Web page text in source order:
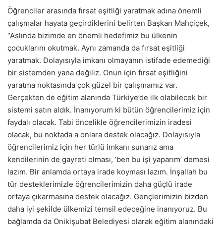
Öğrenciler arasında fırsat eşitliği yaratmak adına önemli
çalışmalar hayata geçirdiklerini belirten Başkan Mahçiçek,
“Aslında bizimde en önemli hedefimiz bu ülkenin
çocuklarını okutmak. Aynı zamanda da fırsat eşitliği
yaratmak. Dolayısıyla imkanı olmayanın istifade edemediği
bir sistemden yana değiliz. Onun için fırsat eşitliğini
yaratma noktasında çok güzel bir çalışmamız var.
Gerçekten de eğitim alanında Türkiye’de ilk olabilecek bir
sistemi satın aldık. İnanıyorum ki bütün öğrencilerimiz için
faydalı olacak. Tabi öncelikle öğrencilerimizin iradesi
olacak, bu noktada a onlara destek olacağız. Dolayısıyla
öğrencilerimiz için her türlü imkanı sunarız ama
kendilerinin de gayreti olması, ‘ben bu işi yaparım’ demesi
lazım. Bir anlamda ortaya irade koyması lazım. İnşallah bu
tür desteklerimizle öğrencilerimizin daha güçlü irade
ortaya çıkarmasına destek olacağız. Gençlerimizin bizden
daha iyi şekilde ülkemizi temsil edeceğine inanıyoruz. Bu
bağlamda da Onikişubat Belediyesi olarak eğitim alanındaki